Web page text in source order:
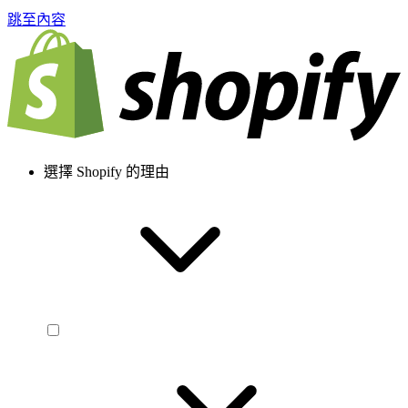
跳至內容
選擇 Shopify 的理由